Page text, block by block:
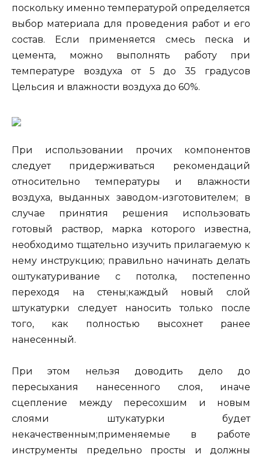
поскольку именно температурой определяется
выбор материала для проведения работ и его
состав. Если применяется смесь песка и
цемента, можно выполнять работу при
температуре воздуха от 5 до 35 градусов
Цельсия и влажности воздуха до 60%.
При использовании прочих компонентов
следует придерживаться рекомендаций
относительно температуры и влажности
воздуха, выданных заводом-изготовителем; в
случае принятия решения использовать
готовый раствор, марка которого известна,
необходимо тщательно изучить прилагаемую к
нему инструкцию; правильно начинать делать
оштукатуривание с потолка, постепенно
переходя на стены;каждый новый слой
штукатурки следует наносить только после
того, как полностью высохнет ранее
нанесенный.
При этом нельзя доводить дело до
пересыхания нанесенного слоя, иначе
сцепление между пересохшим и новым
слоями штукатурки будет
некачественным;применяемые в работе
инструменты предельно просты и должны